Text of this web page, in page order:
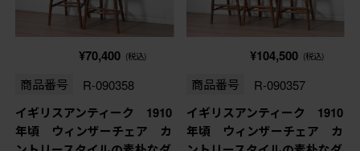
¥70,400 (税込)
商品番号 R-090358
イギリスアンティーク 1910
年頃 ウィンザーチェア カ
¥104,500 (税込)
商品番号 R-090357
イギリスアンティーク 1910
年頃 ウィンザーチェア カ